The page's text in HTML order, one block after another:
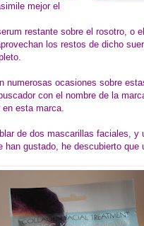
mejor el
restante sobre el rosotro, o
los restos de dicho
numerosas ocasiones sobre
con el nombre de la
en esta marca.
de dos mascarillas faciales,
han gustado, he descubierto